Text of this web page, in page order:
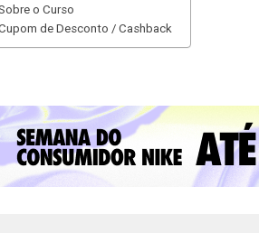
o Curso
de Desconto / Cashback